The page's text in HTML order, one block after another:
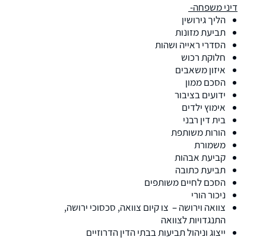
דיני משפחה-
הליך גירושין
תביעת מזונות
הסדרי ראייה ושהות
חלוקת רכוש
איזון משאבים
הסכם ממון
ידועים בציבור
אימוץ ילדים
בית דין רבני
הורות משותפת
משמורת
קביעת אבהות
תביעת כתובה
הסכם לחיים משותפים
ניכור הורי
צוואה וירושה – צו קיום צוואה, סכסוכי ירושה,
התנגדויות לצוואה
ייצוג וניהול תביעות בבתי הדין הדרוזיים